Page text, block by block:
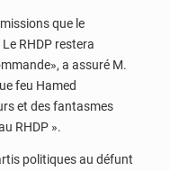
que le
RHDP restera
a assuré M.
feu Hamed
et des fantasmes
RHDP ».
politiques au défunt